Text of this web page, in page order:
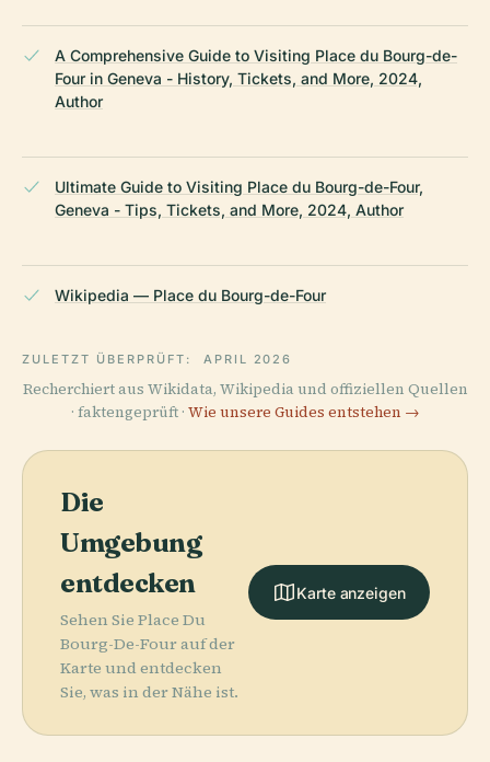
A Comprehensive Guide to Visiting Place du Bourg-de-
Four in Geneva - History, Tickets, and More, 2024,
Author
Ultimate Guide to Visiting Place du Bourg-de-Four,
Geneva - Tips, Tickets, and More, 2024, Author
Wikipedia — Place du Bourg-de-Four
ZULETZT ÜBERPRÜFT: APRIL 2026
Recherchiert aus Wikidata, Wikipedia und offiziellen Quellen
· faktengeprüft · Wie unsere Guides entstehen →
Die
Umgebung
entdecken
Sehen Sie Place Du
Bourg-De-Four auf der
Karte und entdecken
Sie, was in der Nähe ist.
Karte anzeigen